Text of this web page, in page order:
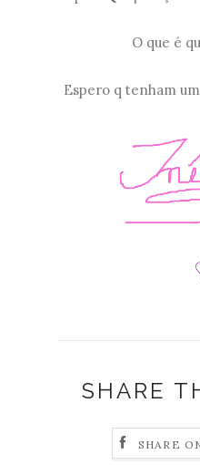
O que é
Espero q tenham
SHARE
SHARE